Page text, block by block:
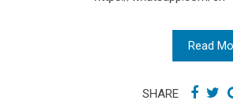
Read
SHARE